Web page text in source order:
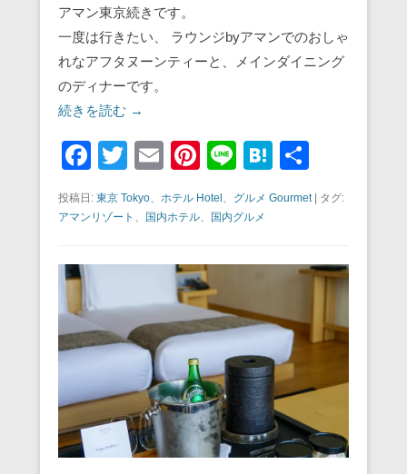
アマン東京続きです。
一度は行きたい、 ラウンジbyアマンでのおしゃ
れなアフタヌーンティーと、メインダイニング
のディナーです。
続きを読む →
F
a
c
b
o
o
k
T
tt
E
ail
Pi
er
st
Li
n
e
H
a
投稿日: 東京 Tokyo ホテル Hotel グルメ Gourmet| タグ:
アマンリゾート
国内ホテル 国内グルメ